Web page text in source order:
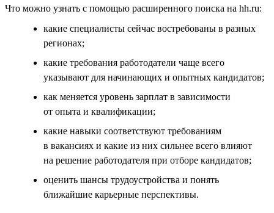
Что можно узнать с помощью расширенного поиска на hh.ru:
какие специалисты сейчас востребованы в разных
регионах;
какие требования работодатели чаще всего
указывают для начинающих и опытных кандидатов;
как меняется уровень зарплат в зависимости
от опыта и квалификации;
какие навыки соответствуют требованиям
в вакансиях и какие из них сильнее всего влияют
на решение работодателя при отборе кандидатов;
оценить шансы трудоустройства и понять
ближайшие карьерные перспективы.